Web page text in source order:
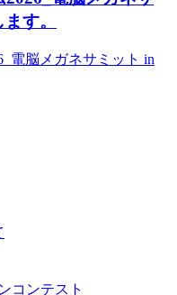
す。
電脳メガネサミット in
コンテスト